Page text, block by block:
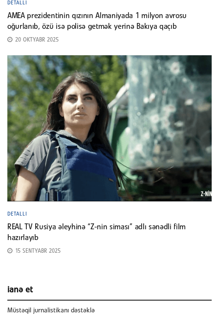
DETALLI
AMEA prezidentinin qızının Almaniyada 1 milyon avrosu
oğurlanıb, özü isə polisə getmək yerinə Bakıya qaçıb
20 OKTYABR 2025
DETALLI
REAL TV Rusiya əleyhinə “Z-nin siması” adlı sənədli film
hazırlayıb
15 SENTYABR 2025
ianə et
Müstəqil jurnalistikanı dəstəklə